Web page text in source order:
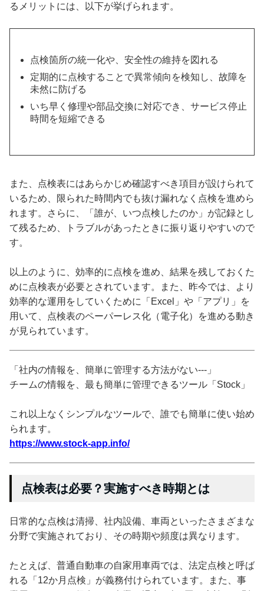
るメリットには、以下が挙げられます。
点検箇所の統一化や、安全性の維持を図れる
定期的に点検することで異常傾向を検知し、故障を
未然に防げる
いち早く修理や部品交換に対応でき、サービス停止
時間を短縮できる
また、点検表にはあらかじめ確認すべき項目が設けられて
いるため、限られた時間内でも抜け漏れなく点検を進めら
れます。さらに、「誰が、いつ点検したのか」が記録とし
て残るため、トラブルがあったときに振り返りやすいので
す。
以上のように、効率的に点検を進め、結果を残しておくた
めに点検表が必要とされています。また、昨今では、より
効率的な運用をしていくために「Excel」や「アプリ」を
用いて、点検表のペーパーレス化（電子化）を進める動き
が見られています。
「社内の情報を、簡単に管理する方法がない---」
チームの情報を、最も簡単に管理できるツール「Stock」
これ以上なくシンプルなツールで、誰でも簡単に使い始め
られます。
https://www.stock-app.info/
点検表は必要？実施すべき時期とは
日常的な点検は清掃、社内設備、車両といったさまざまな
分野で実施されており、その時期や頻度は異なります。
たとえば、普通自動車の自家用車両では、法定点検と呼ば
れる「12か月点検」が義務付けられています。また、事